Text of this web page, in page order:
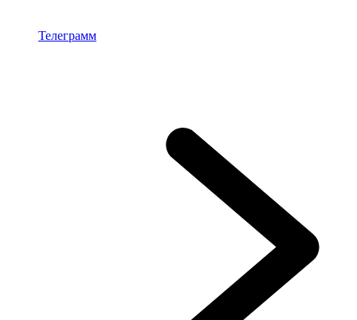
Телеграмм